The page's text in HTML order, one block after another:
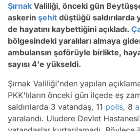
Şırnak Valiliği, önceki gün
askerin şehit düştüğü saldırılarda
de hayatını kaybettiğini açıkladı.
bölgesindeki yaralıları almaya
ambulansın şoförüyle birlikte,
sayısı 4'e yükseldi.
Şırnak Valiliği'nden yapılan
PKK'lıların önceki gün ilçede eş
saldırılarda 3 vatandaş, 11 polis, 8
yaralandı. Uludere Devlet